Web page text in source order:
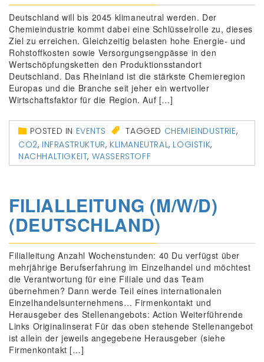
Deutschland will bis 2045 klimaneutral werden. Der
Chemieindustrie kommt dabei eine Schlüsselrolle zu, dieses
Ziel zu erreichen. Gleichzeitig belasten hohe Energie- und
Rohstoffkosten sowie Versorgungsengpässe in den
Wertschöpfungsketten den Produktionsstandort
Deutschland. Das Rheinland ist die stärkste Chemieregion
Europas und die Branche seit jeher ein wertvoller
Wirtschaftsfaktor für die Region. Auf […]
POSTED IN EVENTS TAGGED CHEMIEINDUSTRIE,
CO2, INFRASTRUKTUR, KLIMANEUTRAL, LOGISTIK,
NACHHALTIGKEIT, WASSERSTOFF
FILIALLEITUNG (M/W/D)
(DEUTSCHLAND)
Filialleitung Anzahl Wochenstunden: 40 Du verfügst über
mehrjährige Berufserfahrung im Einzelhandel und möchtest
die Verantwortung für eine Filiale und das Team
übernehmen? Dann werde Teil eines internationalen
Einzelhandelsunternehmens… Firmenkontakt und
Herausgeber des Stellenangebots: Action Weiterführende
Links Originalinserat Für das oben stehende Stellenangebot
ist allein der jeweils angegebene Herausgeber (siehe
Firmenkontakt […]